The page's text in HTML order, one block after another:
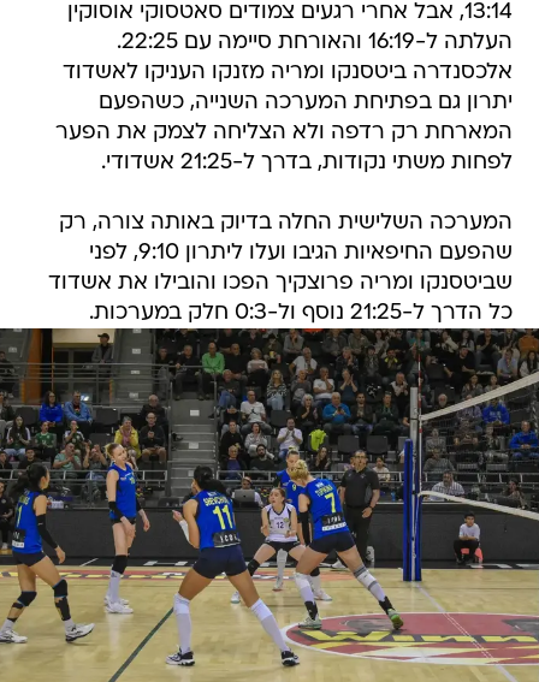
13:14, אבל אחרי רגעים צמודים סאטסוקי אוסוקין
העלתה ל-16:19 והאורחת סיימה עם 22:25.
אלכסנדרה ביטסנקו ומריה מזנקו העניקו לאשדוד
יתרון גם בפתיחת המערכה השנייה, כשהפעם
המארחת רק רדפה ולא הצליחה לצמק את הפער
לפחות משתי נקודות, בדרך ל-21:25 אשדודי.
המערכה השלישית החלה בדיוק באותה צורה, רק
שהפעם החיפאיות הגיבו ועלו ליתרון 9:10, לפני
שביטסנקו ומריה פרוצקיך הפכו והובילו את אשדוד
כל הדרך ל-21:25 נוסף ול-0:3 חלק במערכות.